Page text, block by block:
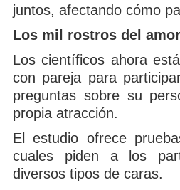
juntos, afectando cómo
Los mil rostros del amor
Los científicos ahora
con pareja para
preguntas sobre su
propia atracción.
El estudio ofrece
cuales piden a los
diversos tipos de caras.